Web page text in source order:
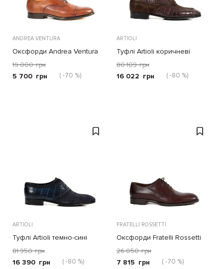
ANDREA VENTURA
Оксфорди Andrea Ventura
Siena коричневі
19 000 грн
5 700 грн ( -70 %)
ARTIOLI
Туфлі Artioli коричневі
80 109 грн
16 022 грн ( -80 %)
ARTIOLI
Туфлі Artioli темно-сині
81 950 грн
16 390 грн ( -80 %)
FRATELLI ROSSETTI
Оксфорди Fratelli Rossetti
темно-коричневі
26 050 грн
7 815 грн ( -70 %)